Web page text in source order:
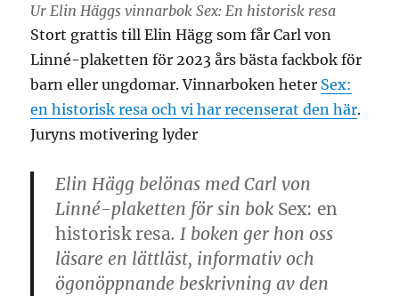
Ur Elin Häggs vinnarbok Sex: En historisk resa
Stort grattis till Elin Hägg som får Carl von
Linné-plaketten för 2023 års bästa fackbok för
barn eller ungdomar. Vinnarboken heter Sex:
en historisk resa och vi har recenserat den här.
Juryns motivering lyder
Elin Hägg belönas med Carl von
Linné-plaketten för sin bok Sex: en
historisk resa. I boken ger hon oss
läsare en lättläst, informativ och
ögonöppnande beskrivning av den